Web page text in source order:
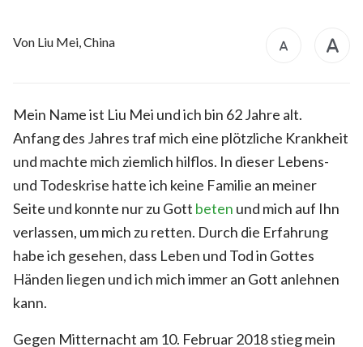
Von Liu Mei, China
Mein Name ist Liu Mei und ich bin 62 Jahre alt.
Anfang des Jahres traf mich eine plötzliche Krankheit
und machte mich ziemlich hilflos. In dieser Lebens-
und Todeskrise hatte ich keine Familie an meiner
Seite und konnte nur zu Gott beten und mich auf Ihn
verlassen, um mich zu retten. Durch die Erfahrung
habe ich gesehen, dass Leben und Tod in Gottes
Händen liegen und ich mich immer an Gott anlehnen
kann.
Gegen Mitternacht am 10. Februar 2018 stieg mein